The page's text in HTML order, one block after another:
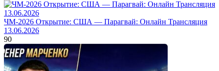
ЧМ-2026 Открытие: США — Парагвай: Онлайн Трансляция
13.06.2026
90